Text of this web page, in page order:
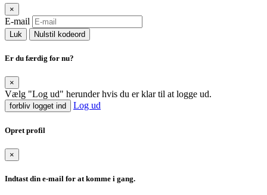
×
E-mail
Luk Nulstil kodeord
Er du færdig for nu?
×
Vælg "Log ud" herunder hvis du er klar til at logge ud.
forbliv logget ind Log ud
Opret profil
×
Indtast din e-mail for at komme i gang.